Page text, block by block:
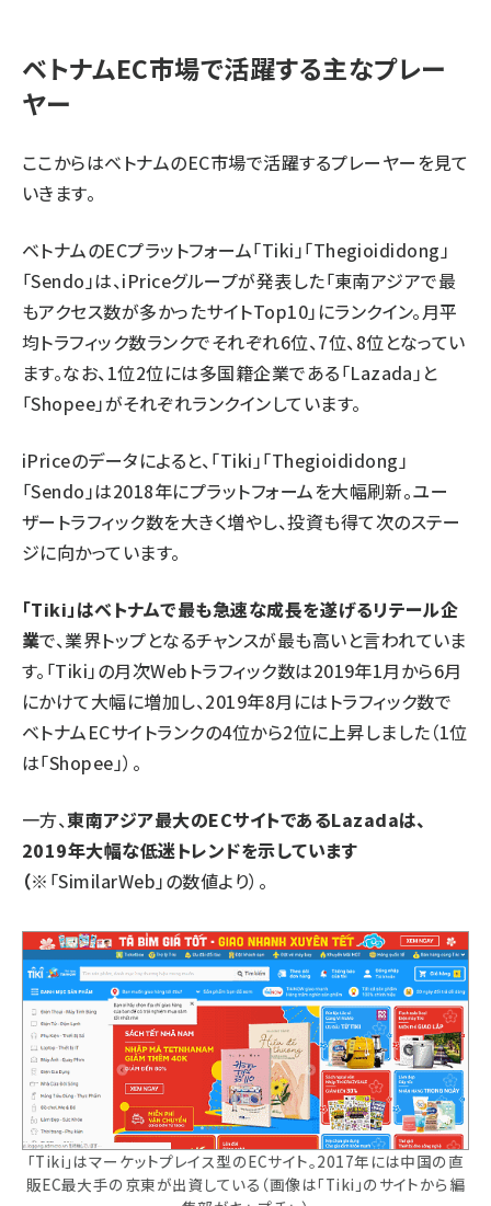
ベトナムEC市場で活躍する主なプレー
ヤー
ここからはベトナムのEC市場で活躍するプレーヤーを見て
いきます。
ベトナムのECプラットフォーム「Tiki」「Thegioididong」
「Sendo」は、iPriceグループが発表した「東南アジアで最
もアクセス数が多かったサイトTop10」にランクイン。月平
均トラフィック数ランクでそれぞれ6位、7位、8位となってい
ます。なお、1位2位には多国籍企業である「Lazada」と
「Shopee」がそれぞれランクインしています。
iPriceのデータによると、「Tiki」「Thegioididong」
「Sendo」は2018年にプラットフォームを大幅刷新。ユー
ザートラフィック数を大きく増やし、投資も得て次のステー
ジに向かっています。
「Tiki」はベトナムで最も急速な成長を遂げるリテール企
業で、業界トップとなるチャンスが最も高いと言われていま
す。「Tiki」の月次Webトラフィック数は2019年1月から6月
にかけて大幅に増加し、2019年8月にはトラフィック数で
ベトナムECサイトランクの4位から2位に上昇しました（1位
は「Shopee」）。
一方、東南アジア最大のECサイトであるLazadaは、
2019年大幅な低迷トレンドを示しています
（※「SimilarWeb」の数値より）。
「Tiki」はマーケットプレイス型のECサイト。2017年には中国の直
販EC最大手の京東が出資している（画像は「Tiki」のサイトから編